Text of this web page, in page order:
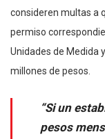
consideren multas a
permiso
Unidades de Medida
millones de pesos.
“Si un
pesos